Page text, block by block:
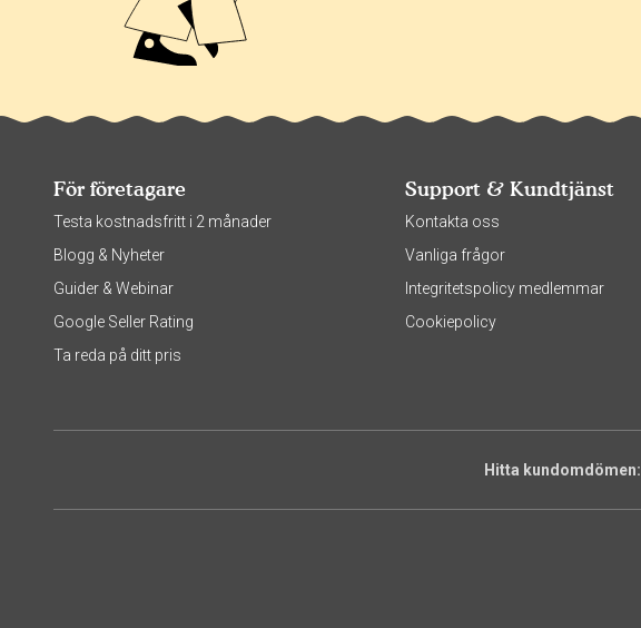
För företagare
Testa kostnadsfritt i 2 månader
Blogg & Nyheter
Guider & Webinar
Google Seller Rating
Ta reda på ditt pris
Support & Kundtjänst
Kontakta oss
Vanliga frågor
Integritetspolicy medlemmar
Cookiepolicy
Hitta kundomdömen: